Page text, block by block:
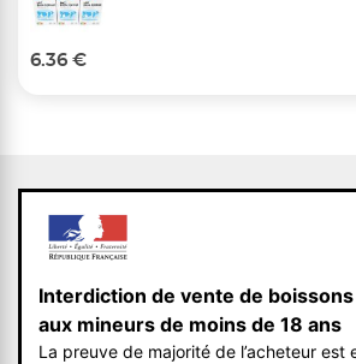
6.36 €
Interdiction de vente de
aux mineurs de moins de 18 ans
La preuve de majorité de l’acheteur est